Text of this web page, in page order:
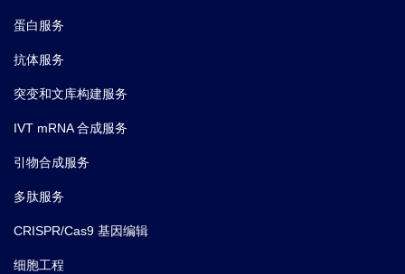
蛋白服务
抗体服务
突变和文库构建服务
IVT mRNA 合成服务
引物合成服务
多肽服务
CRISPR/Cas9 基因编辑
细胞工程